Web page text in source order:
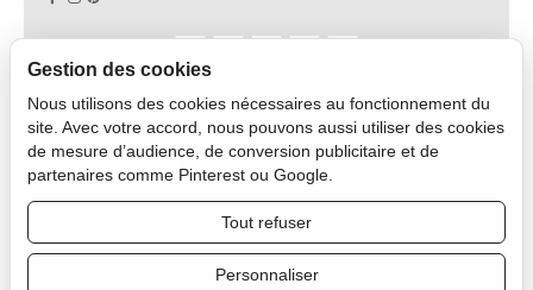
Copyright © 2026 CAPDECO.
Profesyonel Alan
Gestion des cookies
Nous utilisons des cookies nécessaires au fonctionnement du
site. Avec votre accord, nous pouvons aussi utiliser des cookies
de mesure d’audience, de conversion publicitaire et de
partenaires comme Pinterest ou Google.
Tout refuser
Personnaliser